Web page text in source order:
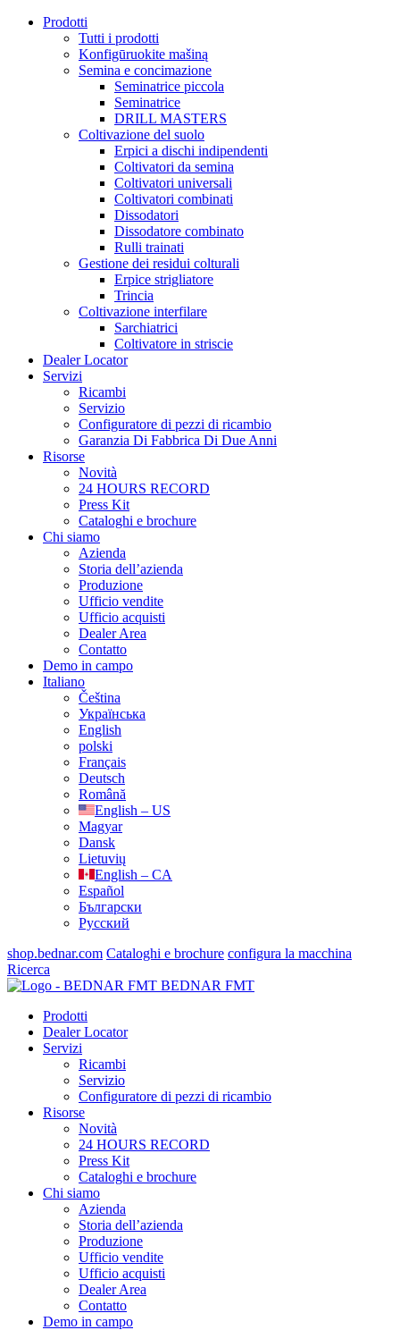
Prodotti
Tutti i prodotti
Konfigūruokite mašiną
Semina e concimazione
Seminatrice piccola
Seminatrice
DRILL MASTERS
Coltivazione del suolo
Erpici a dischi indipendenti
Coltivatori da semina
Coltivatori universali
Coltivatori combinati
Dissodatori
Dissodatore combinato
Rulli trainati
Gestione dei residui colturali
Erpice strigliatore
Trincia
Coltivazione interfilare
Sarchiatrici
Coltivatore in striscie
Dealer Locator
Servizi
Ricambi
Servizio
Configuratore di pezzi di ricambio
Garanzia Di Fabbrica Di Due Anni
Risorse
Novità
24 HOURS RECORD
Press Kit
Cataloghi e brochure
Chi siamo
Azienda
Storia dell’azienda
Produzione
Ufficio vendite
Ufficio acquisti
Dealer Area
Contatto
Demo in campo
Italiano
Čeština
Українська
English
polski
Français
Deutsch
Română
English – US
Magyar
Dansk
Lietuvių
English – CA
Español
Български
Русский
shop.bednar.com Cataloghi e brochure configura la macchina
Ricerca
BEDNAR FMT
Prodotti
Dealer Locator
Servizi
Ricambi
Servizio
Configuratore di pezzi di ricambio
Risorse
Novità
24 HOURS RECORD
Press Kit
Cataloghi e brochure
Chi siamo
Azienda
Storia dell’azienda
Produzione
Ufficio vendite
Ufficio acquisti
Dealer Area
Contatto
Demo in campo